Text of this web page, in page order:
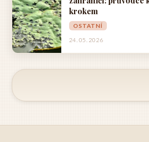
krokem
OSTATNÍ
24. 05. 2026